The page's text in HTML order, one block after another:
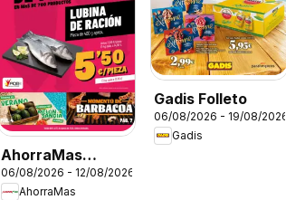
AhorraMas
Folleto
06/08/2026 - 12/08/2026
AhorraMas
Gadis Folleto
06/08/2026 - 19/08/2026
Gadis